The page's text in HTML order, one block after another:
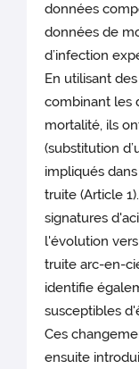
données
données de
d’infection
En utilisant
combinant les
mortalité, ils
(substitution
impliqués
truite (Article
signatures
l'évolution
truite arc-en-
identifie
susceptibles
Ces
ensuite